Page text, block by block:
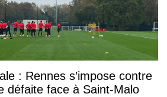
: Rennes s’impose contre
défaite face à Saint-Malo